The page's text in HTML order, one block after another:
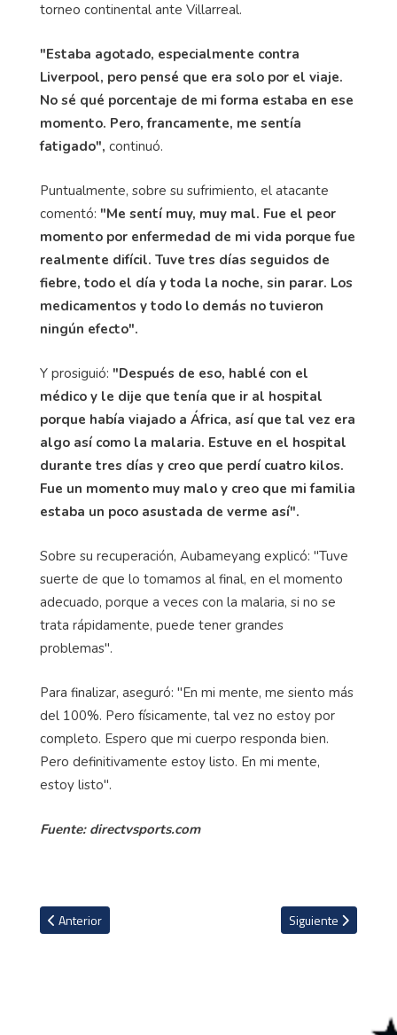
torneo continental ante Villarreal.
"Estaba agotado, especialmente contra
Liverpool, pero pensé que era solo por el viaje.
No sé qué porcentaje de mi forma estaba en ese
momento. Pero, francamente, me sentía
fatigado", continuó.
Puntualmente, sobre su sufrimiento, el atacante
comentó: "Me sentí muy, muy mal. Fue el peor
momento por enfermedad de mi vida porque fue
realmente difícil. Tuve tres días seguidos de
fiebre, todo el día y toda la noche, sin parar. Los
medicamentos y todo lo demás no tuvieron
ningún efecto".
Y prosiguió: "Después de eso, hablé con el
médico y le dije que tenía que ir al hospital
porque había viajado a África, así que tal vez era
algo así como la malaria. Estuve en el hospital
durante tres días y creo que perdí cuatro kilos.
Fue un momento muy malo y creo que mi familia
estaba un poco asustada de verme así".
Sobre su recuperación, Aubameyang explicó: "Tuve
suerte de que lo tomamos al final, en el momento
adecuado, porque a veces con la malaria, si no se
trata rápidamente, puede tener grandes
problemas".
Para finalizar, aseguró: "En mi mente, me siento más
del 100%. Pero físicamente, tal vez no estoy por
completo. Espero que mi cuerpo responda bien.
Pero definitivamente estoy listo. En mi mente,
estoy listo".
Fuente: directvsports.com
Artículo anterior: Paolo Di Canio: "Mourinho es lo peor de lo peor''
Anterior Artículo siguiente:
Siguiente